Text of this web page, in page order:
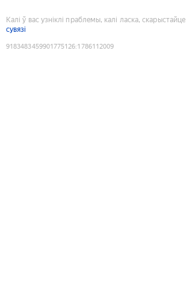
Калі ў вас узніклі праблемы, калі ласка, скарыстайце
сувязі
9183483459901775126:1786112009